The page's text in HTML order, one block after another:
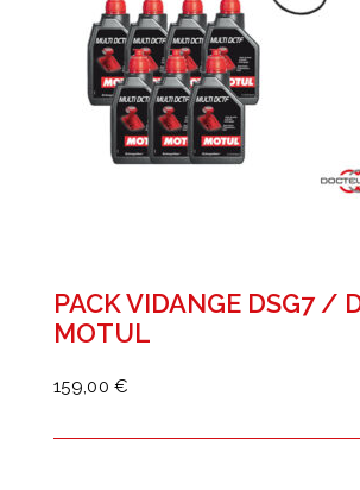
PACK VIDANGE DSG7 /
MOTUL
159,00 €